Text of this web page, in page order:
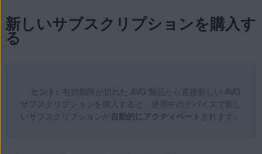
新しいサブスクリプションを購入す
る
ヒント: 有効期限が切れた AVG 製品から直接新しい AVG
サブスクリプションを購入すると、使用中のデバイスで新し
いサブスクリプションが自動的にアクティベート されます。